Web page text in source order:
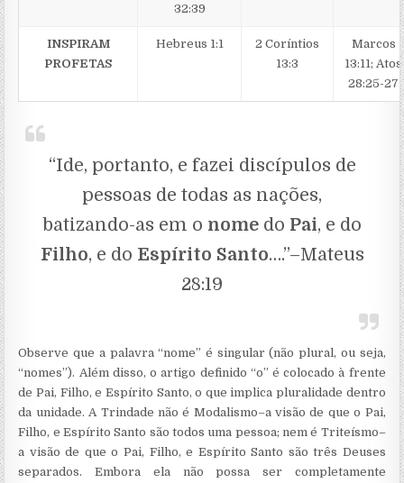
32:39
INSPIRAM
PROFETAS
Hebreus 1:1
2 Coríntios
13:3
Marcos
13:11; Atos
28:25-27
“Ide, portanto, e fazei discípulos de
pessoas de todas as nações,
batizando-as em o nome do Pai, e do
Filho, e do Espírito Santo….”–Mateus
28:19
Observe que a palavra “nome” é singular (não plural, ou seja,
“nomes”). Além disso, o artigo definido “o” é colocado à frente
de Pai, Filho, e Espírito Santo, o que implica pluralidade dentro
da unidade. A Trindade não é Modalismo–a visão de que o Pai,
Filho, e Espírito Santo são todos uma pessoa; nem é Triteísmo–
a visão de que o Pai, Filho, e Espírito Santo são três Deuses
separados. Embora ela não possa ser completamente